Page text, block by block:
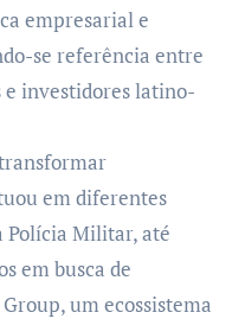
empresarial e
se referência entre
investidores latino-
em diferentes
Polícia Militar, até
em busca de
um ecossistema